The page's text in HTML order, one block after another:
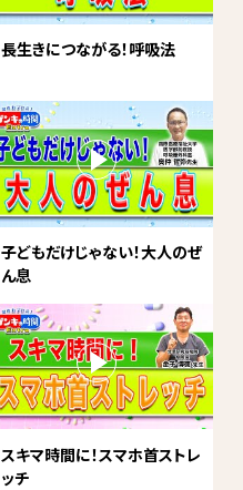
長生きにつながる！呼吸法
子どもだけじゃない！大人のぜ
ん息
スキマ時間に！スマホ首ストレ
ッチ